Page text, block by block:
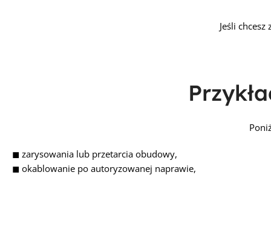
Jeśli
◼ zarysowania lub przetarcia obudowy,
◼ okablowanie po autoryzowanej naprawie,